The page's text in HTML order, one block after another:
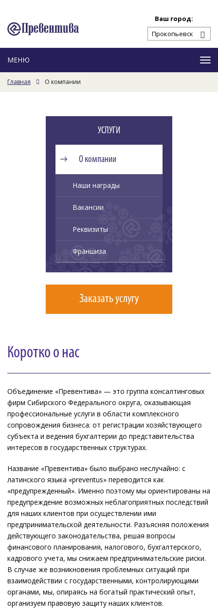
Ваш город:
Главная О компании
УСЛУГИ
О компании
Наши награды
Вакансии
Реквизиты
Франшиза
Заказать услугу
Коротко о нас
Объединение «Превентива» — это группа консалтинговых
фирм Сибирского Федерального округа, оказывающая
профессиональные услуги в области комплексного
сопровождения бизнеса: от регистрации хозяйствующего
субъекта и ведения бухгалтерии до представительства
интересов в государственных структурах.
Название «Превентива» было выбрано неслучайно: с
латинского языка «preventus» переводится как
«предупрежденный». Именно поэтому мы ориентированы на
предупреждение возможных неблагоприятных последствий
для наших клиентов при осуществлении ими
предпринимательской деятельности. Разъясняя положения
действующего законодательства, решая вопросы
финансового планирования, налогового, бухгалтерского,
кадрового учета, мы снижаем предпринимательские риски.
В случае же возникновения проблемных ситуаций при
взаимодействии с государственными, контролирующими
органами, мы, опираясь на богатый практический опыт,
организуем правовую защиту наших клиентов.